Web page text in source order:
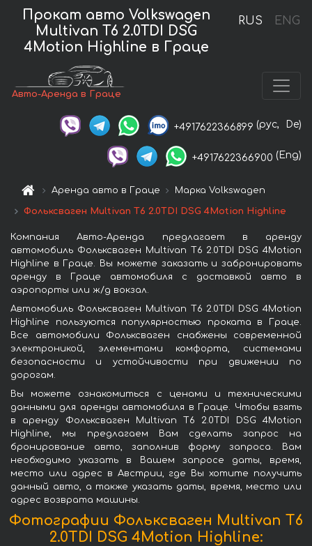
RUS ENG
Прокат авто Volkswagen
Multivan T6 2.0TDI DSG
4Motion Highline в Граце
Авто-Аренда в Граце
+4917622366899 (рус, De)
+4917622366900 (Eng)
Аренда авто в Граце Марка Volkswagen
Фольксваген Multivan T6 2.0TDI DSG 4Motion Highline
Компания Авто-Аренда предлагает в аренду
автомобиль Фольксваген Multivan T6 2.0TDI DSG 4Motion
Highline в Граце. Вы можете заказать и забронировать
аренду в Граце автомобиля с доставкой авто в
аэропорты или ж/д вокзал.
Автомобиль Фольксваген Multivan T6 2.0TDI DSG 4Motion
Highline пользуются популярностью проката в Граце.
Все автомобили Фольксваген снабжены современной
электроникой, элементами комфорта, системами
безопасности и устойчивости при движении по
дорогам.
Вы можете ознакомиться с ценами и техническими
данными для аренды автомобиля в Граце. Чтобы взять
в аренду Фольксваген Multivan T6 2.0TDI DSG 4Motion
Highline, мы предлагаем Вам сделать запрос на
бронирование авто, заполнив форму запроса. Вам
необходимо указать в Вашем запросе даты, время,
место или адрес в Австрии, где Вы хотите получить
данный авто, а также указать даты, время, место или
адрес возврата машины.
Фотографии Фольксваген Multivan T6
2.0TDI DSG 4Motion Highline: